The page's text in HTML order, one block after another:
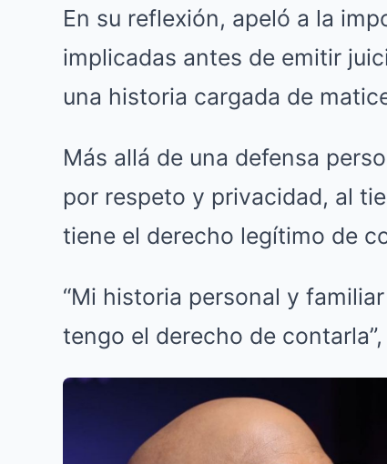
En su reflexión, apeló a la
implicadas antes de emitir
una historia cargada de
Más allá de una defensa
por respeto y privacidad, al
tiene el derecho legítimo de
“Mi historia personal y
tengo el derecho de